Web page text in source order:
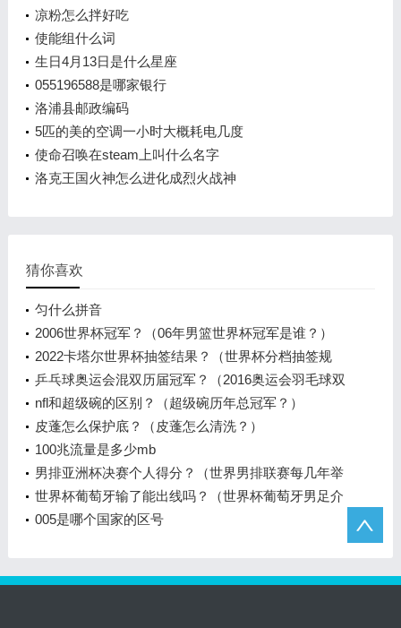
凉粉怎么拌好吃
使能组什么词
生日4月13日是什么星座
055196588是哪家银行
洛浦县邮政编码
5匹的美的空调一小时大概耗电几度
使命召唤在steam上叫什么名字
洛克王国火神怎么进化成烈火战神
猜你喜欢
匀什么拼音
2006世界杯冠军？（06年男篮世界杯冠军是谁？）
2022卡塔尔世界杯抽签结果？（世界杯分档抽签规
则？）
乒乓球奥运会混双历届冠军？（2016奥运会羽毛球双
打季军？）
nfl和超级碗的区别？（超级碗历年总冠军？）
皮蓬怎么保护底？（皮蓬怎么清洗？）
100兆流量是多少mb
男排亚洲杯决赛个人得分？（世界男排联赛每几年举
行一次？）
世界杯葡萄牙输了能出线吗？（世界杯葡萄牙男足介
绍？）
005是哪个国家的区号